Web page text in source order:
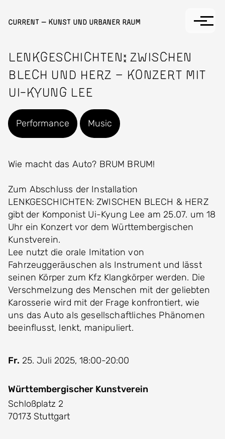
Current — Kunst und Urbaner Raum
Lenkgeschichten: Zwischen
Blech und Herz – Konzert mit
Ui-Kyung Lee
Performance Music
Wie macht das Auto? BRUM BRUM!
Zum Abschluss der Installation
LENKGESCHICHTEN: ZWISCHEN BLECH & HERZ
gibt der Komponist Ui-Kyung Lee am 25.07. um 18
Uhr ein Konzert vor dem Württembergischen
Kunstverein.
Lee nutzt die orale Imitation von
Fahrzeuggeräuschen als Instrument und lässt
seinen Körper zum Kfz Klangkörper werden. Die
Verschmelzung des Menschen mit der geliebten
Karosserie wird mit der Frage konfrontiert, wie
uns das Auto als gesellschaftliches Phänomen
beeinflusst, lenkt, manipuliert.
Fr. 25. Juli 2025, 18:00-20:00
Württembergischer Kunstverein
Schloßplatz 2
70173 Stuttgart